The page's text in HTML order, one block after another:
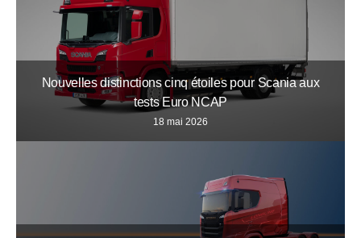
Nouvelles distinctions cinq étoiles pour Scania aux
tests Euro NCAP
18 mai 2026